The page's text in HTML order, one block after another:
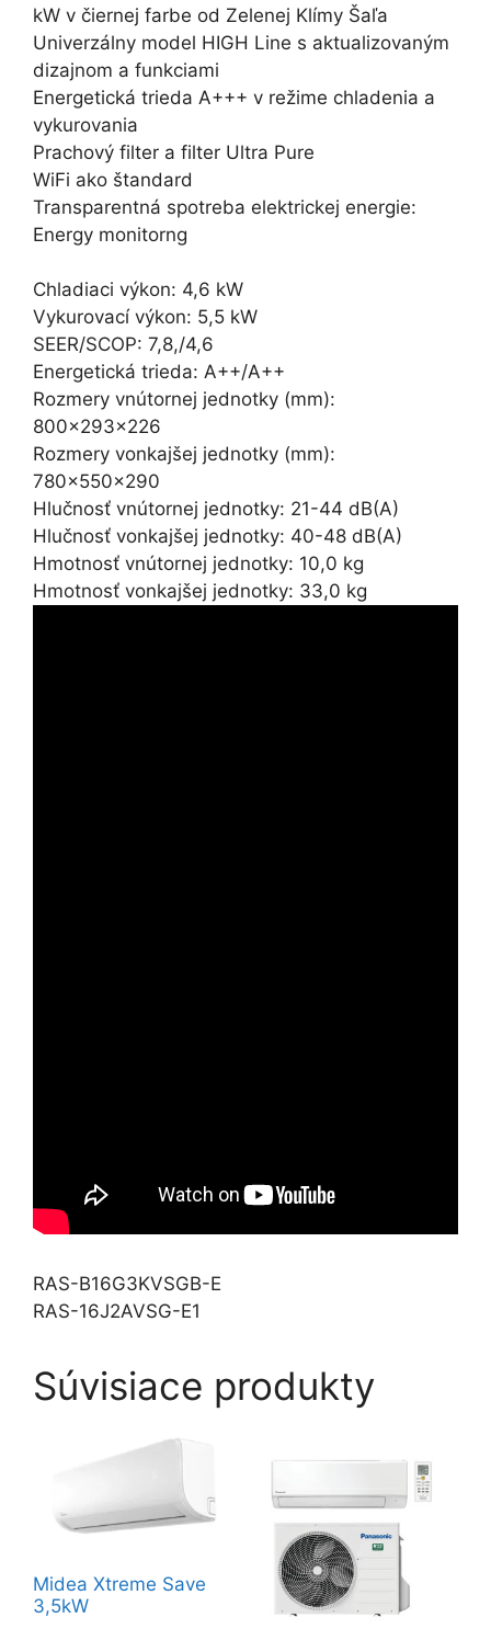
kW v čiernej farbe od Zelenej Klímy Šaľa
Univerzálny model HIGH Line s aktualizovaným
dizajnom a funkciami
Energetická trieda A+++ v režime chladenia a
vykurovania
Prachový filter a filter Ultra Pure
WiFi ako štandard
Transparentná spotreba elektrickej energie:
Energy monitorng
Chladiaci výkon: 4,6 kW
Vykurovací výkon: 5,5 kW
SEER/SCOP: 7,8,/4,6
Energetická trieda: A++/A++
Rozmery vnútornej jednotky (mm):
800x293x226
Rozmery vonkajšej jednotky (mm):
780x550x290
Hlučnosť vnútornej jednotky: 21-44 dB(A)
Hlučnosť vonkajšej jednotky: 40-48 dB(A)
Hmotnosť vnútornej jednotky: 10,0 kg
Hmotnosť vonkajšej jednotky: 33,0 kg
RAS-B16G3KVSGB-E
RAS-16J2AVSG-E1
Súvisiace produkty
Midea Xtreme Save
3,5kW